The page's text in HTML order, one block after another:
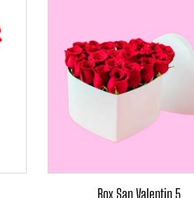
Box San Valentin 5